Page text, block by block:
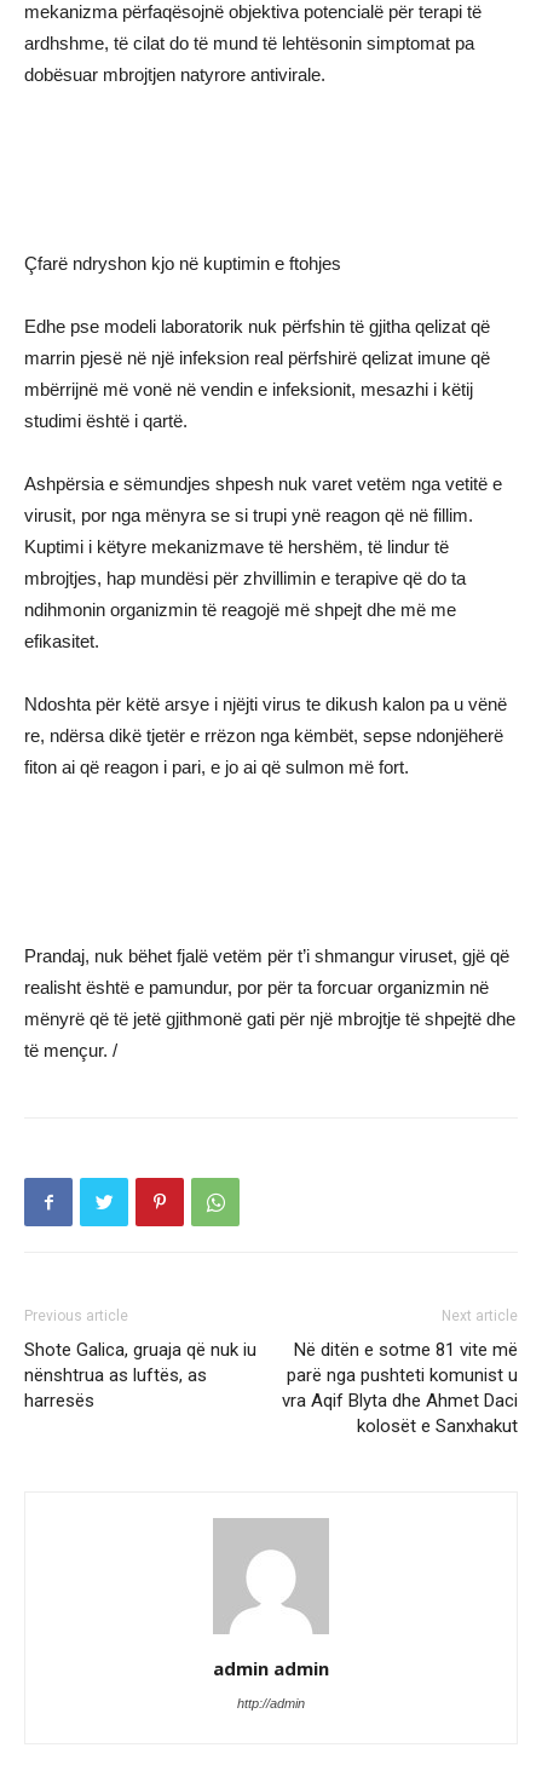
mekanizma përfaqësojnë objektiva potencialë për terapi të
ardhshme, të cilat do të mund të lehtësonin simptomat pa
dobësuar mbrojtjen natyrore antivirale.
Çfarë ndryshon kjo në kuptimin e ftohjes
Edhe pse modeli laboratorik nuk përfshin të gjitha qelizat që
marrin pjesë në një infeksion real përfshirë qelizat imune që
mbërrijnë më vonë në vendin e infeksionit, mesazhi i këtij
studimi është i qartë.
Ashpërsia e sëmundjes shpesh nuk varet vetëm nga vetitë e
virusit, por nga mënyra se si trupi ynë reagon që në fillim.
Kuptimi i këtyre mekanizmave të hershëm, të lindur të
mbrojtjes, hap mundësi për zhvillimin e terapive që do ta
ndihmonin organizmin të reagojë më shpejt dhe më me
efikasitet.
Ndoshta për këtë arsye i njëjti virus te dikush kalon pa u vënë
re, ndërsa dikë tjetër e rrëzon nga këmbët, sepse ndonjëherë
fiton ai që reagon i pari, e jo ai që sulmon më fort.
Prandaj, nuk bëhet fjalë vetëm për t’i shmangur viruset, gjë që
realisht është e pamundur, por për ta forcuar organizmin në
mënyrë që të jetë gjithmonë gati për një mbrojtje të shpejtë dhe
të mençur. /
Previous article
Shote Galica, gruaja që nuk iu
nënshtrua as luftës, as
harresës
Next article
Në ditën e sotme 81 vite më
parë nga pushteti komunist u
vra Aqif Blyta dhe Ahmet Daci
kolosët e Sanxhakut
admin admin
http://admin